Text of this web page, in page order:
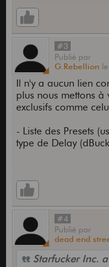
#3
Publié par
G.Rebellion le
Il n'y a aucun lien
plus nous mettons
exclusifs comme
- Liste des Presets
type de Delay
#4
Publié par
dead end
Starfucker Inc.